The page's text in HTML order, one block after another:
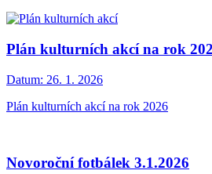
Plán kulturních akcí na rok
Datum: 26. 1. 2026
Plán kulturních akcí na rok 2026
Novoroční fotbálek 3.1.2026